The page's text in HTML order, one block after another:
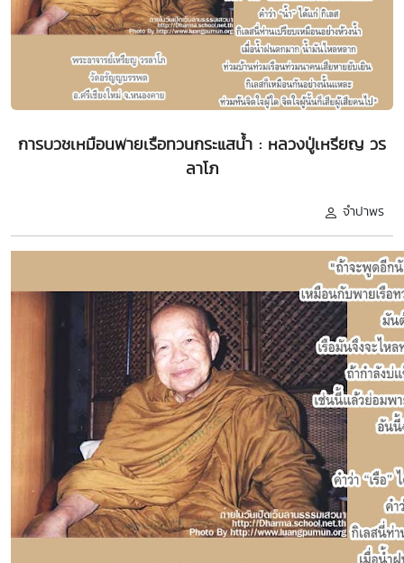
การบวชเหมือนพายเรือทวนกระแสน้ำ : หลวงปู่เหรียญ วร
ลาโภ
จำปาพร